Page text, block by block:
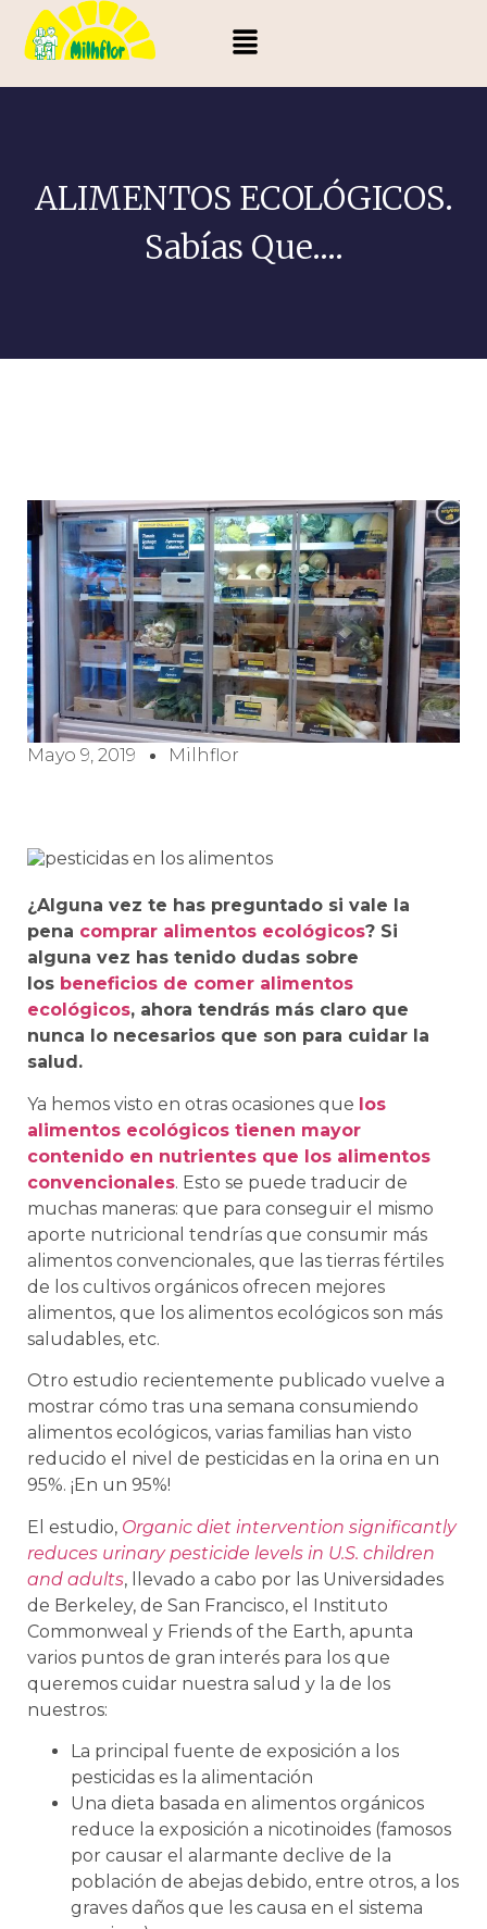
ALIMENTOS ECOLÓGICOS.
Sabías Que….
Mayo 9, 2019 Milhflor
¿Alguna vez te has preguntado si vale la
pena comprar alimentos ecológicos? Si
alguna vez has tenido dudas sobre
los beneficios de comer alimentos
ecológicos, ahora tendrás más claro que
nunca lo necesarios que son para cuidar la
salud.
Ya hemos visto en otras ocasiones que los
alimentos ecológicos tienen mayor
contenido en nutrientes que los alimentos
convencionales. Esto se puede traducir de
muchas maneras: que para conseguir el mismo
aporte nutricional tendrías que consumir más
alimentos convencionales, que las tierras fértiles
de los cultivos orgánicos ofrecen mejores
alimentos, que los alimentos ecológicos son más
saludables, etc.
Otro estudio recientemente publicado vuelve a
mostrar cómo tras una semana consumiendo
alimentos ecológicos, varias familias han visto
reducido el nivel de pesticidas en la orina en un
95%. ¡En un 95%!
El estudio, Organic diet intervention significantly
reduces urinary pesticide levels in U.S. children
and adults, llevado a cabo por las Universidades
de Berkeley, de San Francisco, el Instituto
Commonweal y Friends of the Earth, apunta
varios puntos de gran interés para los que
queremos cuidar nuestra salud y la de los
nuestros:
La principal fuente de exposición a los
pesticidas es la alimentación
Una dieta basada en alimentos orgánicos
reduce la exposición a nicotinoides (famosos
por causar el alarmante declive de la
población de abejas debido, entre otros, a los
graves daños que les causa en el sistema